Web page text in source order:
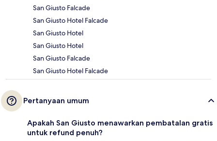
San Giusto Falcade
San Giusto Hotel Falcade
San Giusto Hotel
San Giusto Hotel
San Giusto Falcade
San Giusto Hotel Falcade
Pertanyaan umum
Apakah San Giusto menawarkan pembatalan gratis
untuk refund penuh?